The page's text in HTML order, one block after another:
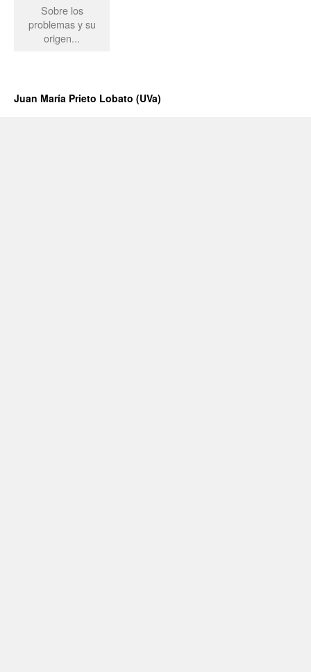
Sobre los
problemas y su
origen...
Juan María Prieto Lobato (UVa)